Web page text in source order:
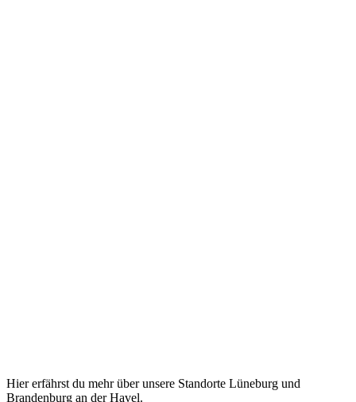
Hier erfährst du mehr über unsere Standorte Lüneburg und
Brandenburg an der Havel.